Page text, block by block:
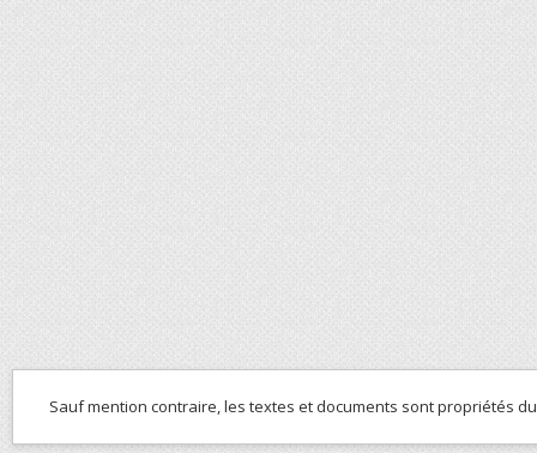
Sauf mention contraire, les textes et documents sont propriétés